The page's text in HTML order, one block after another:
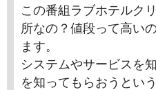
この番組ラブホテルク
所なの？値段って高い
ます。
システムやサービスを
を知ってもらおうとい